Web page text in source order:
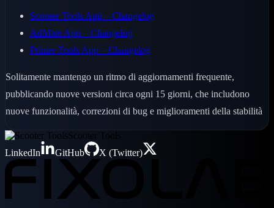
Scooter Tools App – Changelog
AdMate App – Changelog
Printer Tools App – Changelog
Solitamente mantengo un ritmo di aggiornamenti frequente,
pubblicando nuove versioni circa ogni 15 giorni, che includono
nuove funzionalità, correzioni di bug e miglioramenti della stabilità
Scooter Tools
LinkedIn
GitHub X (Twitter)